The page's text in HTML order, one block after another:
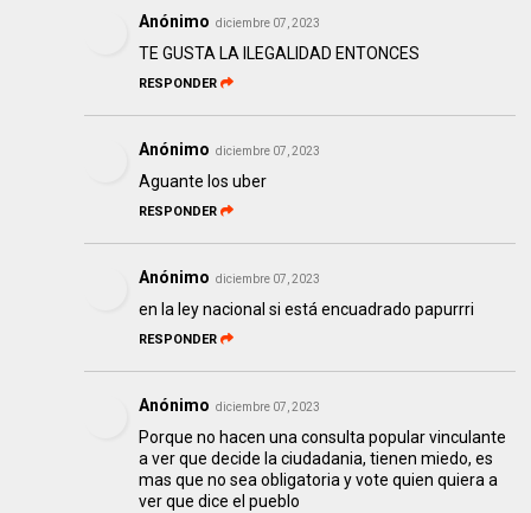
Anónimo diciembre 07, 2023
TE GUSTA LA ILEGALIDAD ENTONCES
RESPONDER
Anónimo diciembre 07, 2023
Aguante los uber
RESPONDER
Anónimo diciembre 07, 2023
en la ley nacional si está encuadrado papurrri
RESPONDER
Anónimo diciembre 07, 2023
Porque no hacen una consulta popular vinculante
a ver que decide la ciudadania, tienen miedo, es
mas que no sea obligatoria y vote quien quiera a
ver que dice el pueblo